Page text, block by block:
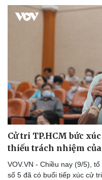
Âm nhạc
Di sản
Cử tri TP.HCM bức
thiếu trách nhiệm
VOV.VN - Chiều nay (9/5),
số 5 đã có buổi tiếp xúc cử